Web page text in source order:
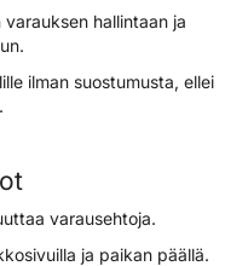
hallintaan ja
ilman suostumusta, ellei
varausehtoja.
ja paikan päällä.